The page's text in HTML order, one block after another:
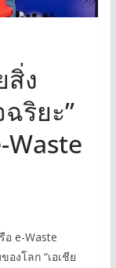
สิ่ง
ริยะ”
e-Waste
องโลก “เอเชีย